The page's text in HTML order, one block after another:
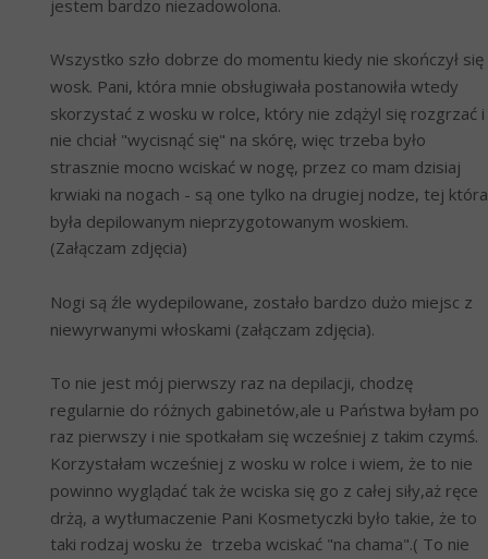
jestem bardzo niezadowolona.
Wszystko szło dobrze do momentu kiedy nie skończył się
wosk. Pani, która mnie obsługiwała postanowiła wtedy
skorzystać z wosku w rolce, który nie zdążyl się rozgrzać i
nie chciał "wycisnąć się" na skórę, więc trzeba było
strasznie mocno wciskać w nogę, przez co mam dzisiaj
krwiaki na nogach - są one tylko na drugiej nodze, tej która
była depilowanym nieprzygotowanym woskiem.
(Załączam zdjęcia)
Nogi są źle wydepilowane, zostało bardzo dużo miejsc z
niewyrwanymi włoskami (załączam zdjęcia).
To nie jest mój pierwszy raz na depilacji, chodzę
regularnie do różnych gabinetów,ale u Państwa byłam po
raz pierwszy i nie spotkałam się wcześniej z takim czymś.
Korzystałam wcześniej z wosku w rolce i wiem, że to nie
powinno wyglądać tak że wciska się go z całej siły,aż ręce
drżą, a wytłumaczenie Pani Kosmetyczki było takie, że to
taki rodzaj wosku że  trzeba wciskać "na chama".( To nie